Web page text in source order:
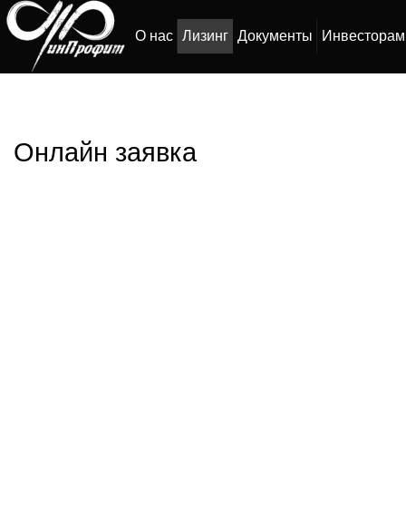
О нас Лизинг Документы Инвесторам
Онлайн заявка